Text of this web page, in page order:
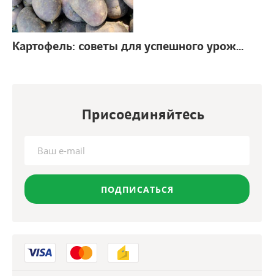
Картофель: советы для успешного урожая
Присоединяйтесь
ПОДПИСАТЬСЯ